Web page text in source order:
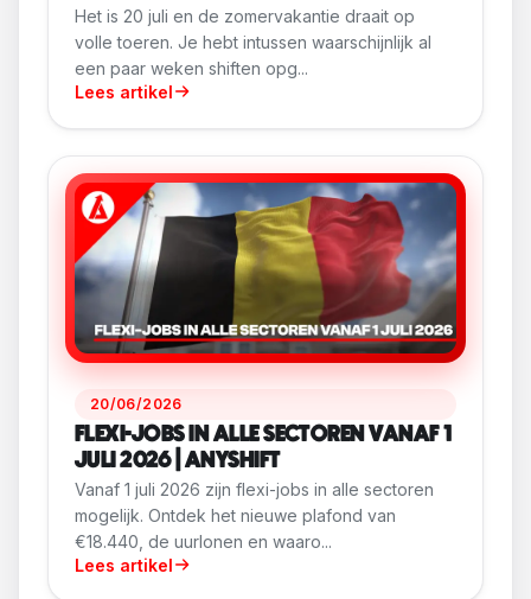
Het is 20 juli en de zomervakantie draait op
volle toeren. Je hebt intussen waarschijnlijk al
een paar weken shiften opg...
Lees artikel
20/06/2026
FLEXI-JOBS IN ALLE SECTOREN VANAF 1
JULI 2026 | ANYSHIFT
Vanaf 1 juli 2026 zijn flexi-jobs in alle sectoren
mogelijk. Ontdek het nieuwe plafond van
€18.440, de uurlonen en waaro...
Lees artikel